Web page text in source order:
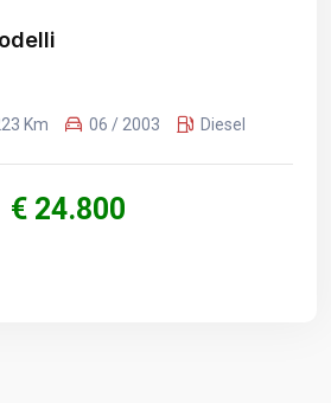
Km 06 / 2003 Diesel
€ 24.800